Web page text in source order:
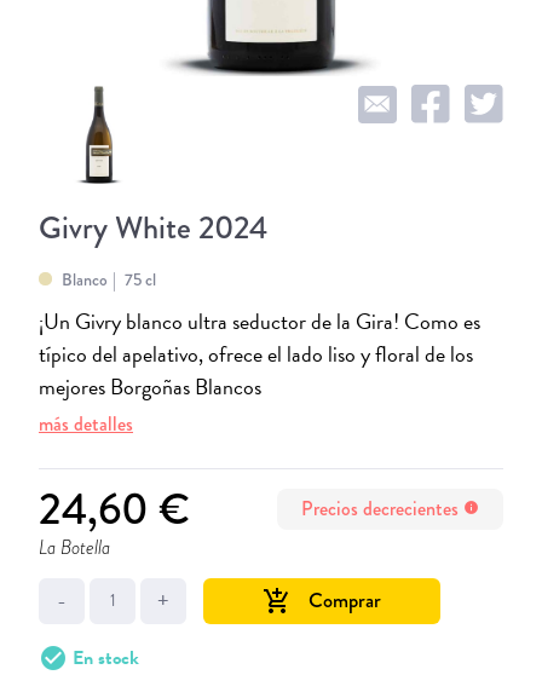
Givry White 2024
Blanco 75 cl
¡Un Givry blanco ultra seductor de la Gira! Como es
típico del apelativo, ofrece el lado liso y floral de los
mejores Borgoñas Blancos
más detalles
24,60 € Precios decrecientes info
La Botella
- + add_shopping_cart Comprar
check_circle En stock